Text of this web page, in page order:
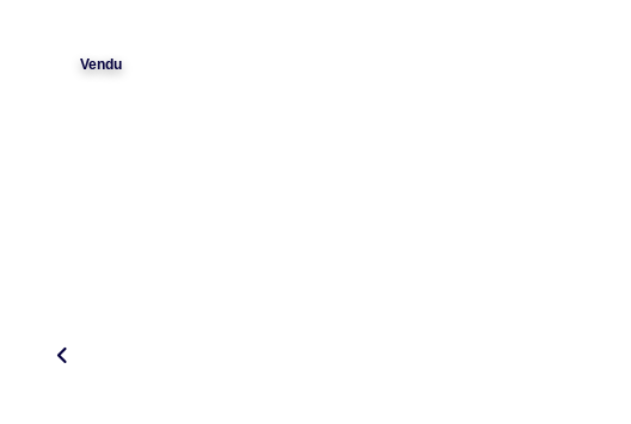
Vendu